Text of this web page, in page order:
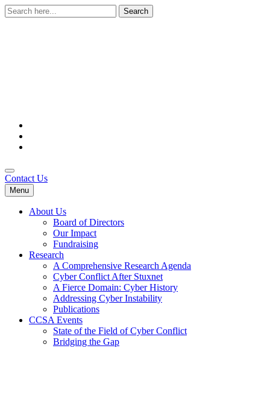
Search
for:
Contact Us
Menu
About Us
Board of Directors
Our Impact
Fundraising
Research
A Comprehensive Research Agenda
Cyber Conflict After Stuxnet
A Fierce Domain: Cyber History
Addressing Cyber Instability
Publications
CCSA Events
State of the Field of Cyber Conflict
Bridging the Gap